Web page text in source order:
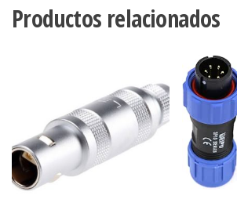
Productos relacionados